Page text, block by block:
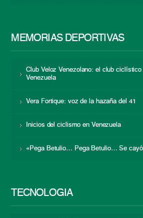
MEMORIAS DEPORTIVAS
Club Veloz Venezolano: el club
Venezuela
Vera Fortique: voz de la hazaña del 41
Inicios del ciclismo en Venezuela
«Pega Betulio… Pega Betulio… Se cayó
TECNOLOGÍA